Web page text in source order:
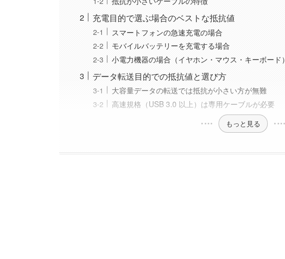
充電目的で選ぶ場合のベストな抵抗値
スマートフォンの急速充電の場合
モバイルバッテリーを充電する場合
小電力機器の場合（イヤホン・マウス・キーボード）
データ転送目的での抵抗値と選び方
大容量データの転送では抵抗が小さい方が無難
高速規格（USB 3.0 以上）は専用ケーブルが必要
もっと見る